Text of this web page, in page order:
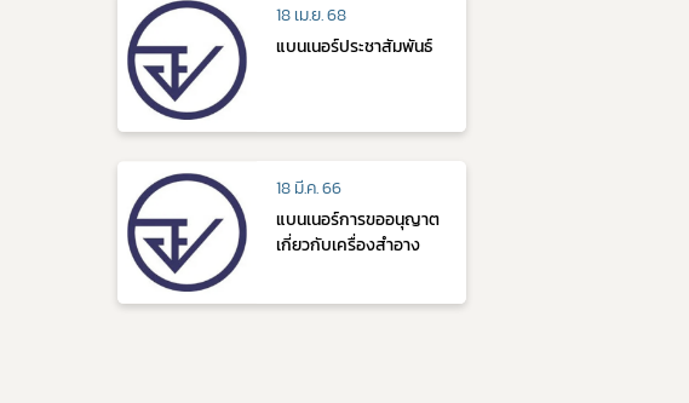
18 เม.ย. 68
แบนเนอร์ประชาสัมพันธ์
18 มี.ค. 66
แบนเนอร์การขออนุญาต
เกี่ยวกับเครื่องสำอาง